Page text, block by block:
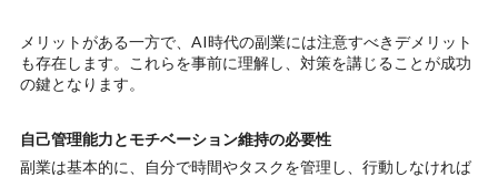
メリットがある一方で、AI時代の副業には注意すべきデメリット
も存在します。これらを事前に理解し、対策を講じることが成功
の鍵となります。
自己管理能力とモチベーション維持の必要性
副業は基本的に、自分で時間やタスクを管理し、行動しなければ